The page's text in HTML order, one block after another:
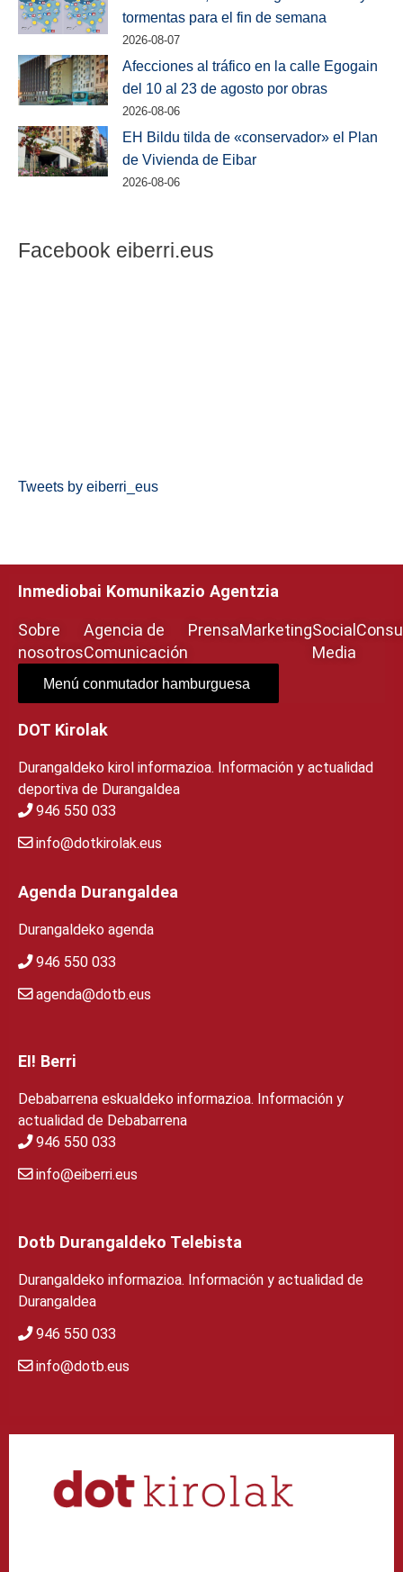
tormentas para el fin de semana
2026-08-07
Afecciones al tráfico en la calle Egogain
del 10 al 23 de agosto por obras
2026-08-06
EH Bildu tilda de «conservador» el Plan
de Vivienda de Eibar
2026-08-06
Facebook eiberri.eus
Tweets by eiberri_eus
Inmediobai Komunikazio Agentzia
Sobre
nosotros
Agencia de
Comunicación
PrensaMarketingSocial
Media
Menú conmutador hamburguesa
DOT Kirolak
Durangaldeko kirol informazioa. Información y actualidad
deportiva de Durangaldea
946 550 033
info@dotkirolak.eus
Agenda Durangaldea
Durangaldeko agenda
946 550 033
agenda@dotb.eus
EI! Berri
Debabarrena eskualdeko informazioa. Información y
actualidad de Debabarrena
946 550 033
info@eiberri.eus
Dotb Durangaldeko Telebista
Durangaldeko informazioa. Información y actualidad de
Durangaldea
946 550 033
info@dotb.eus